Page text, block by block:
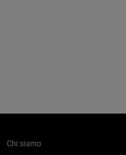
Chi siamo